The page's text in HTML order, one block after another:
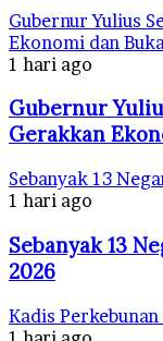
Gubernur Yulius
Ekonomi dan
1 hari ago
Gubernur
Gerakkan
Sebanyak 13
1 hari ago
Sebanyak 13
2026
Kadis